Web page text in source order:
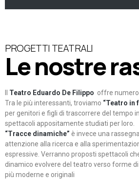
PROGETTI TEATRALI
Le nostre
Teatro Eduardo De Filippo offre
Tra le più interessanti, troviamo “Teatro in
per genitori e figli di trascorrere del tempo
spettacoli appositamente studiati per loro.
“Tracce dinamiche” è invece una
attenzione alla ricerca e alla
espressive. Verranno proposti spettacoli
dinamico evolvere del teatro verso forme
più moderne e originali